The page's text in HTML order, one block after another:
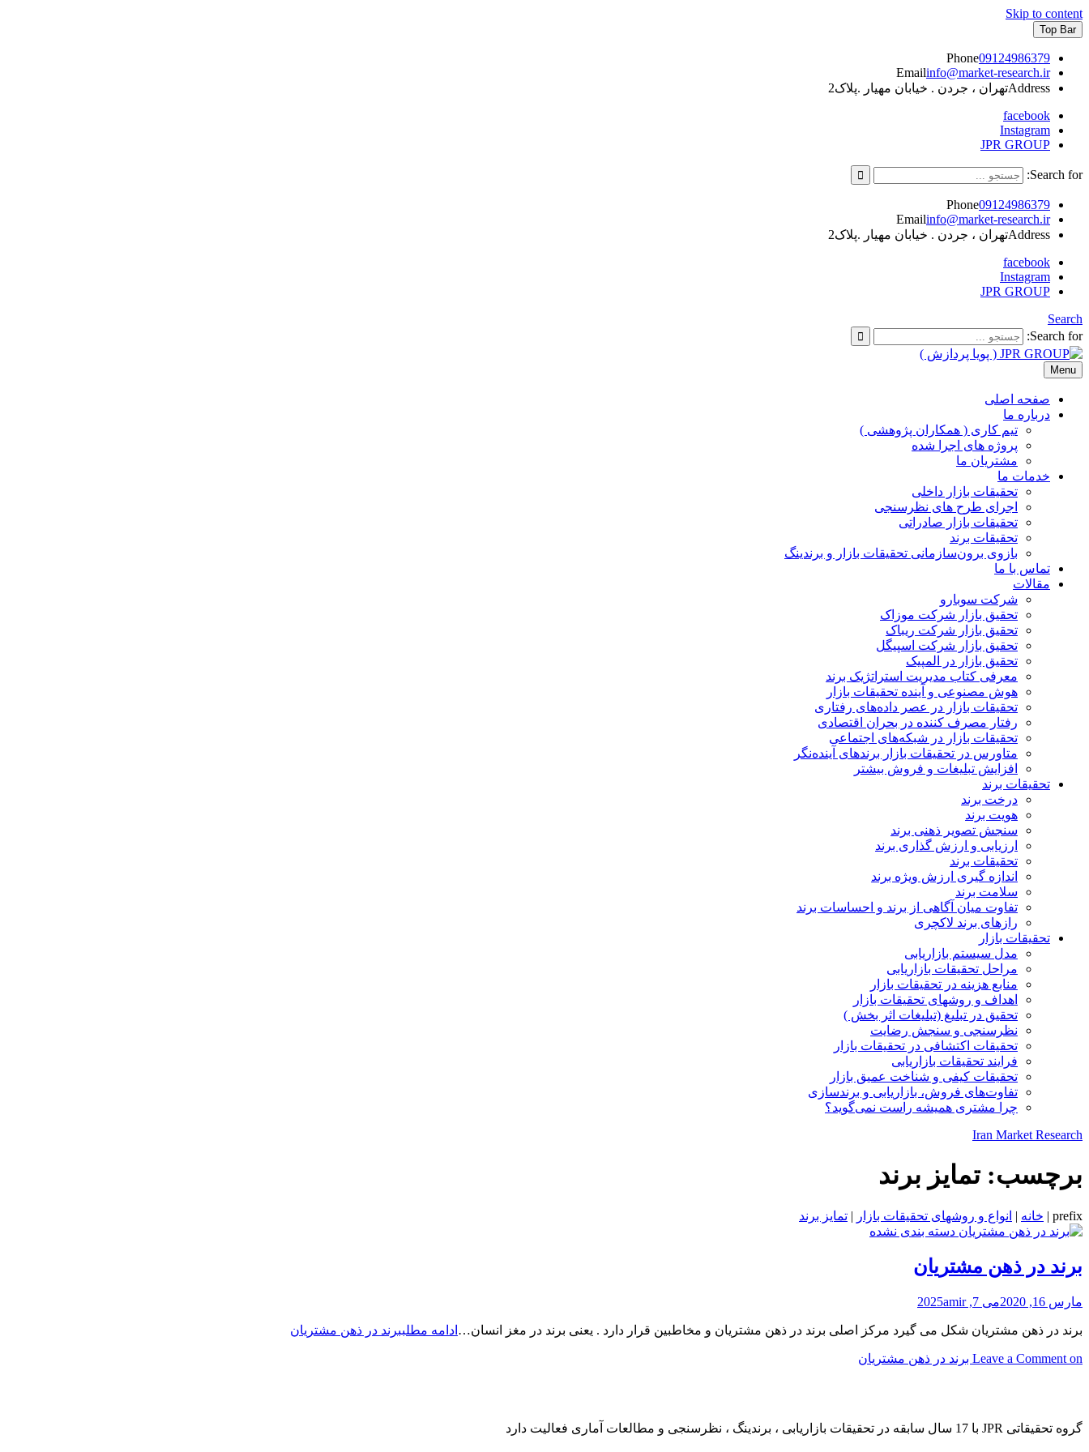
Skip to content
Top Bar
Phone09124986379
Emailinfo@market-research.ir
Addressتهران ، جردن . خیابان مهیار .پلاک2
facebook
Instagram
JPR GROUP
Search for:
Phone09124986379
Emailinfo@market-research.ir
Addressتهران ، جردن . خیابان مهیار .پلاک2
facebook
Instagram
JPR GROUP
Search
Search for:
JPR GROUP ( پویا پردازش )
تحقیقات بازار و برند
Menu
صفحه اصلی
درباره ما
تیم کاری ( همکاران پژوهشی )
پروژه های اجرا شده
مشتریان ما
خدمات ما
تحقیقات بازار داخلی
اجرای طرح های نظرسنجی
تحقیقات بازار صادراتی
تحقیقات برند
بازوی برون‌سازمانی تحقیقات بازار و برندینگ
تماس با ما
مقالات
شرکت سوبارو
تحقیق بازار شرکت موزاک
تحقیق بازار شرکت ریباک
تحقیق بازار شرکت اسپیگل
تحقیق بازار در المپیک
معرفی کتاب مدیریت استراتژیک برند
هوش مصنوعی و آینده تحقیقات بازار
تحقیقات بازار در عصر داده‌های رفتاری
رفتار مصرف کننده در بحران اقتصادی
تحقیقات بازار در شبکه‌های اجتماعی
متاورس در تحقیقات بازار برندهای آینده‌نگر
افزایش تبلیغات و فروش بیشتر
تحقیقات برند
درخت برند
هویت برند
سنجش تصویر ذهنی برند
ارزیابی و ارزش گذاری برند
تحقیقات برند
اندازه گیری ارزش ویژه برند
سلامت برند
تفاوت میان آگاهی از برند و احساسات برند
رازهای برند لاکچری
تحقیقات بازار
مدل سیستم بازاریابی
مراحل تحقیقات بازاریابی
منابع هزینه در تحقیقات بازار
اهداف و روشهای تحقیقات بازار
تحقیق در تبلیغ (تبلیغات اثر بخش )
نظرسنجی و سنجش رضایت
تحقیقات اکتشافی در تحقیقات بازار
فرایند تحقیقات بازاریابی
تحقیقات کیفی و شناخت عمیق بازار
تفاوت‌های فروش، بازاریابی و برندسازی
چرا مشتری همیشه راست نمی‌گوید؟
Iran Market Research
برچسب:تمایز برند
prefix
| خانه | انواع و روشهای تحقیقات بازار | تمایز برند
دسته بندی نشده
برند در ذهن مشتریان
مارس 16, 2020 می 7, 2025 amir
برند در ذهن مشتریان شکل می گیرد مرکز اصلی برند در ذهن مشتریان و مخاطبین قرار دارد . یعنی برند در مغز انسان… ادامه مطلببرند در ذهن مشتریان
Leave a Comment on برند در ذهن مشتریان
گروه تحقیقاتی JPR با 17 سال سابقه در تحقیقات بازاریابی ، برندینگ ، نظرسنجی و مطالعات آماری فعالیت دارد